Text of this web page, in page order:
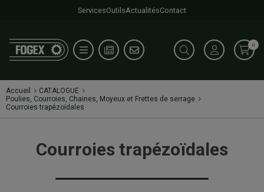
ServicesOutilsActualitésContact
0
Accueil
CATALOGUE
Poulies, Courroies, Chaines, Moyeux et Frettes de serrage
Courroies trapézoïdales
Courroies trapézoïdales